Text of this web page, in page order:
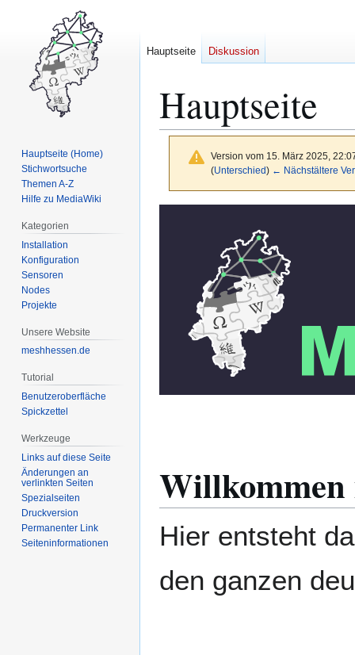
Hauptseite
Version vom 15. März 2025,
(Unterschied) ← Nächstältere
Hier entsteht
den ganzen
Hauptseite Diskussion
Hauptseite (Home)
Stichwortsuche
Themen A-Z
Hilfe zu MediaWiki
Kategorien
Installation
Konfiguration
Sensoren
Nodes
Projekte
Unsere Website
meshhessen.de
Tutorial
Benutzeroberfläche
Spickzettel
Werkzeuge
Links auf diese Seite
Änderungen an
verlinkten Seiten
Spezialseiten
Druckversion
Permanenter Link
Seiten­­informationen